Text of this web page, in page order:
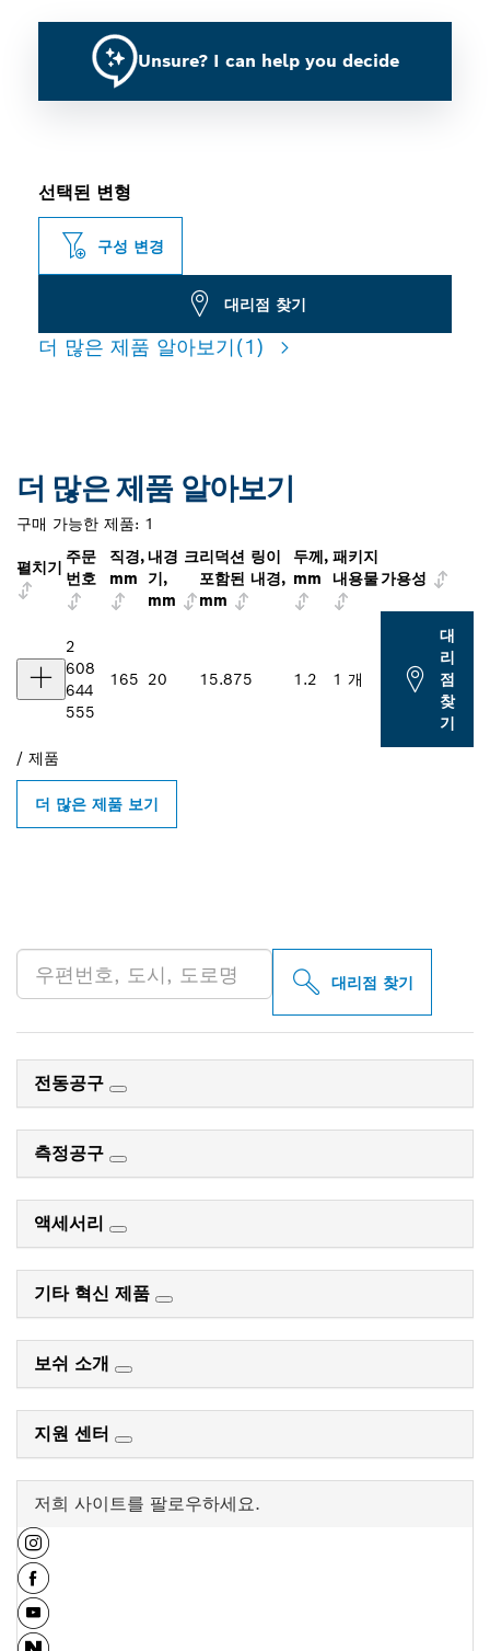
Unsure? I can help you decide
선택된 변형
구성 변경
대리점 찾기
더 많은 제품 알아보기(1)
더 많은 제품 알아보기
구매 가능한 제품: 1
펼치기
주문
번호
직경,
mm
내경 크
기,
mm
리덕션 링이
포함된 내경,
mm
두께,
mm
패키지
내용물가용성
2
608
644
555
165 20 15.875 1.2 1 개
대
리
점
찾
기
/ 제품
더 많은 제품 보기
대리점 찾기
전동공구
측정공구
액세서리
기타 혁신 제품
보쉬 소개
지원 센터
저희 사이트를 팔로우하세요.